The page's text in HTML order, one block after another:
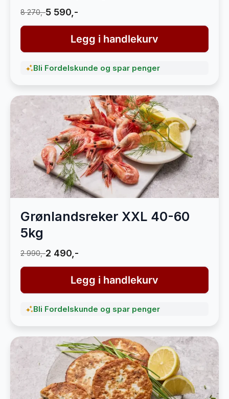
8 270,-5 590,-
Legg i handlekurv
Bli Fordelskunde og spar penger
Grønlandsreker XXL 40-60
5kg
2 990,-2 490,-
Legg i handlekurv
Bli Fordelskunde og spar penger